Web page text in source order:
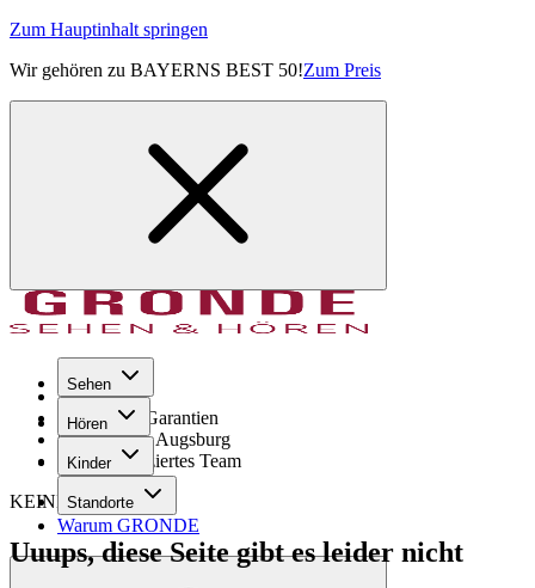
Zum Hauptinhalt springen
Wir gehören zu BAYERNS BEST 50!Zum Preis
Sehen
Hören
Kinder
Standorte
Warum GRONDE
Seit 1971
GRONDE Garantien
8× im Raum Augsburg
Hochqualifiziertes Team
KEINE SORGE!
Uuups, diese Seite gibt es leider nicht